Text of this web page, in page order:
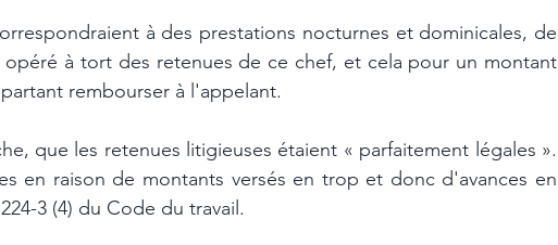
à des prestations nocturnes et dominicales, de
à tort des retenues de ce chef, et cela pour un montant
rembourser à l'appelant.
que les retenues litigieuses étaient « parfaitement légales ».
en raison de montants versés en trop et donc d'avances en
3 (4) du Code du travail.